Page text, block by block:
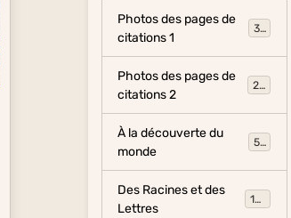
Photos des pages de
citations 1
317
Photos des pages de
citations 2
281
À la découverte du
monde
54
Des Racines et des
Lettres
134